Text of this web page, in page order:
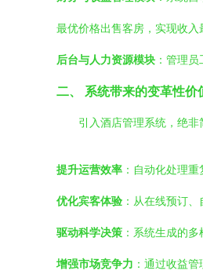
最优价格出售客房，实现收入
后台与人力资源模块 ：管理
二、 系统带来的变革性价
引入酒店管理系统，绝非
提升运营效率 ：自动化处理
优化宾客体验 ：从在线预订
驱动科学决策 ：系统生成的
增强市场竞争力 ：通过收益